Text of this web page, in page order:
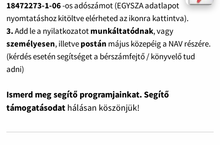
18472273-1-06-os adószámot (EGYSZA adatlapot
nyomtatáshoz kitöltve elérheted az ikonra kattintva).
3.Add le a nyilatkozatotmunkáltatódnak, vagy
személyesen, illetvepostán május közepéig a NAV részére.
(kérdés esetén segítséget a bérszámfejtő / könyvelő tud
adni)
Ismerd meg segítő programjainkat. Segítő
támogatásodat hálásan köszönjük!